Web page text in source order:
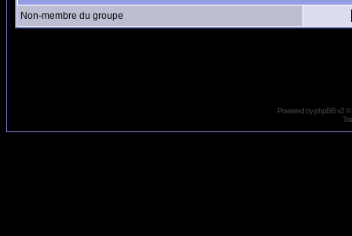
Non-membre du groupe
Powered byphpBBv2 ©